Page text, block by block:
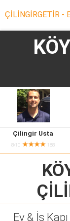
ÇİLİNGİRGETİR -
Çilingir Ara
Çilingir misin?
Çilingir Usta
8/10 ★★★★ 188
Ev & İş